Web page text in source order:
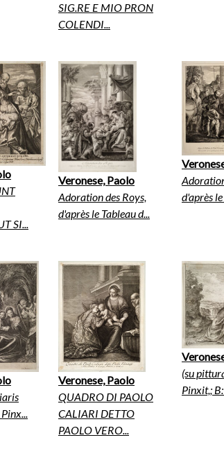
SIG.RE E MIO PRON
COLENDI...
SI...
Veronese, Paolo
Adoration des Roys,
d'après le Tableau d...
d'après le
Veronese, Paolo
QUADRO DI PAOLO
CALIARI DETTO
PAOLO VERO...
(su
Pinxit,;